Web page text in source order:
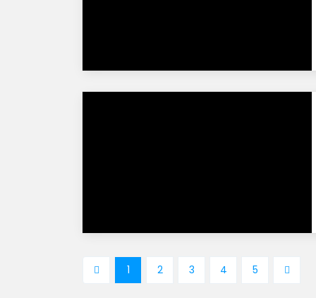
1 2 3 4 5